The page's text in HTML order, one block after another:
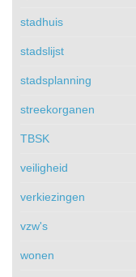
stadhuis
stadslijst
stadsplanning
streekorganen
TBSK
veiligheid
verkiezingen
vzw's
wonen